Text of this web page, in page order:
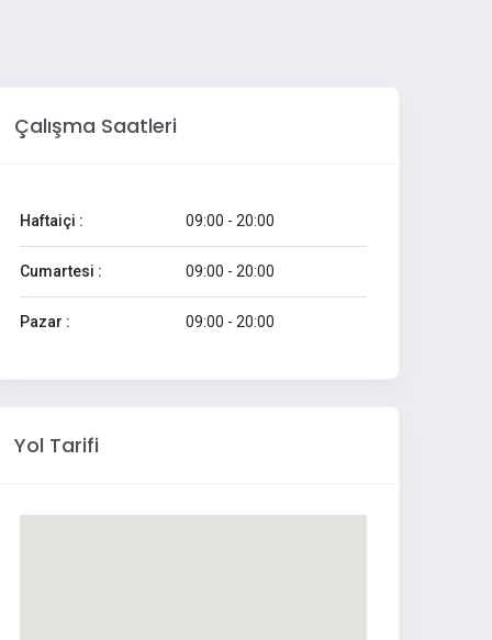
Çalışma Saatleri
Haftaiçi : 09:00 - 20:00
Cumartesi : 09:00 - 20:00
Pazar : 09:00 - 20:00
Yol Tarifi